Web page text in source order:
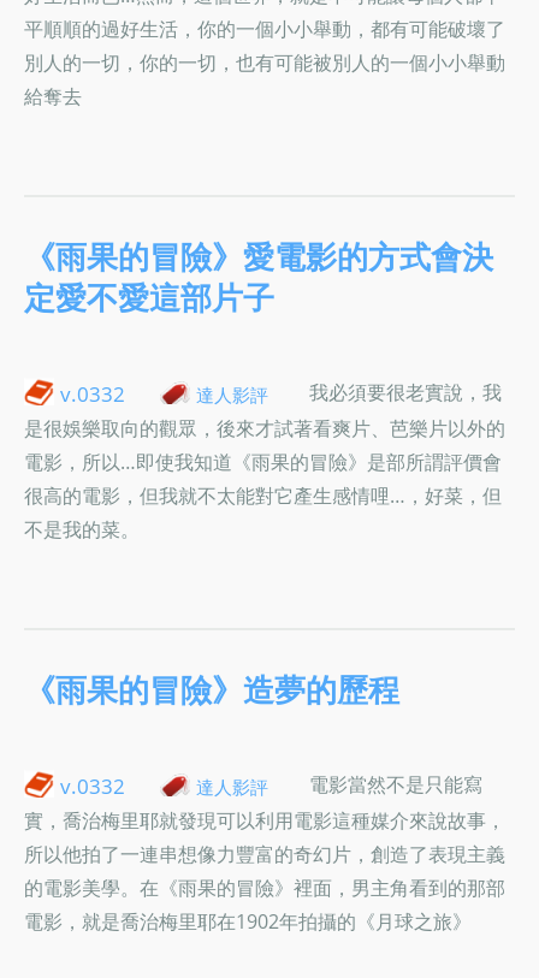
平順順的過好生活，你的一個小小舉動，都有可能破壞了
別人的一切，你的一切，也有可能被別人的一個小小舉動
給奪去
《雨果的冒險》愛電影的方式會決
定愛不愛這部片子
v.0332 達人影評
我必須要很老實說，我
是很娛樂取向的觀眾，後來才試著看爽片、芭樂片以外的
電影，所以…即使我知道《雨果的冒險》是部所謂評價會
很高的電影，但我就不太能對它產生感情哩…，好菜，但
不是我的菜。
《雨果的冒險》造夢的歷程
v.0332 達人影評
電影當然不是只能寫
實，喬治梅里耶就發現可以利用電影這種媒介來說故事，
所以他拍了一連串想像力豐富的奇幻片，創造了表現主義
的電影美學。在《雨果的冒險》裡面，男主角看到的那部
電影，就是喬治梅里耶在1902年拍攝的《月球之旅》